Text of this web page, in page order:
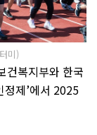
미)
건복지부와 한국
정제’에서 2025